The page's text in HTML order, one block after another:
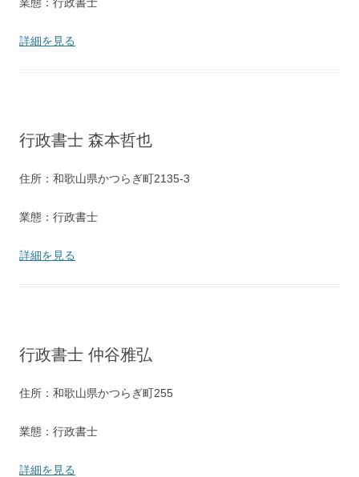
詳細を見る
行政書士 森本哲也
住所：和歌山県かつらぎ町2135-3
業態：行政書士
詳細を見る
行政書士 仲谷雅弘
住所：和歌山県かつらぎ町255
業態：行政書士
詳細を見る